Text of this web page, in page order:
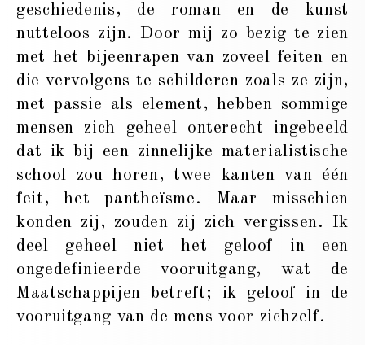
geschiedenis, de roman en de kunst
nutteloos zijn. Door mij zo bezig te zien
met het bijeenrapen van zoveel feiten en
die vervolgens te schilderen zoals ze zijn,
met passie als element, hebben sommige
mensen zich geheel onterecht ingebeeld
dat ik bij een zinnelijke materialistische
school zou horen, twee kanten van één
feit, het pantheïsme. Maar misschien
konden zij, zouden zij zich vergissen. Ik
deel geheel niet het geloof in een
ongedefinieerde vooruitgang, wat de
Maatschappijen betreft; ik geloof in de
vooruitgang van de mens voor zichzelf.